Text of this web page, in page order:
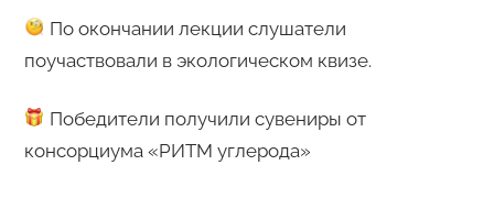
По окончании лекции слушатели
поучаствовали в экологическом квизе.
Победители получили сувениры от
консорциума «РИТМ углерода»